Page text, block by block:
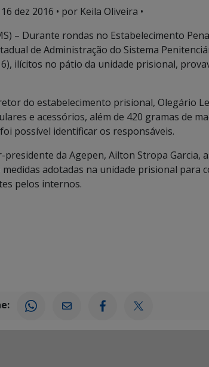
16 dez 2016 • por Keila Oliveira •
– Durante rondas no Estabelecimento
de Administração do Sistema
ilícitos no pátio da unidade prisional,
do estabelecimento prisional, Olegário
e acessórios, além de 420 gramas de
possível identificar os responsáveis.
da Agepen, Ailton Stropa Garcia,
adotadas na unidade prisional para
pelos internos.